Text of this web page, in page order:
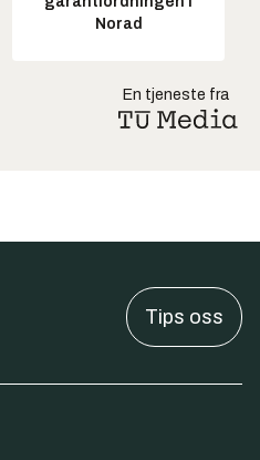
Norad
En tjeneste fra
Tips oss